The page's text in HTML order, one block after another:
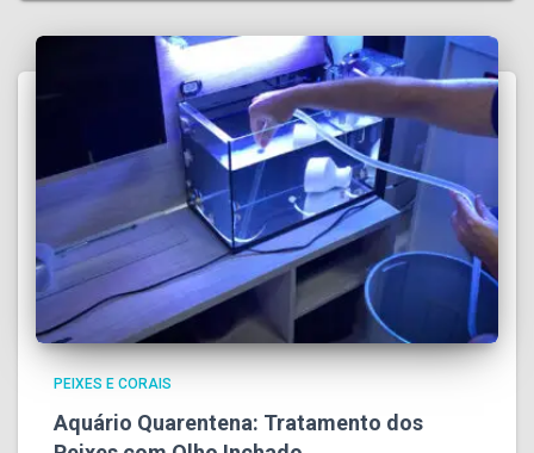
PEIXES E CORAIS
Aquário Quarentena: Tratamento dos